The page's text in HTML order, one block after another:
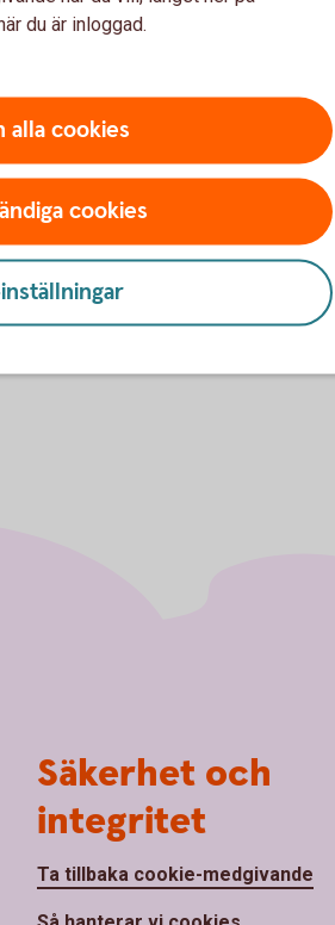
att det
om hur vi
med ett
öppnar upp
här
du är inloggad.
alla cookies
cookies
Säkerhet och
integritet
Ta tillbaka cookie-medgivande